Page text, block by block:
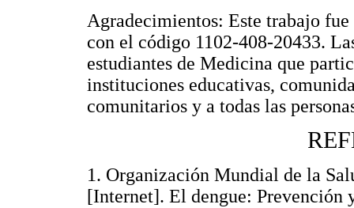
Agradecimientos: Este trabajo
con el código 1102-408-20433.
estudiantes de Medicina que
instituciones educativas,
comunitarios y a todas las
1. Organización Mundial de la
[Internet]. El dengue: